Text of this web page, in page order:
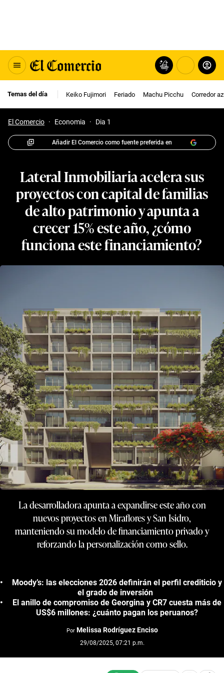
Temas del día Keiko Fujimori Feriado Machu Picchu Corredor
El Comercio · Economia · Dia 1
Añadir El Comercio como fuente preferida en
Lateral Inmobiliaria acelera sus
proyectos con capital de familias
de alto patrimonio y apunta a
crecer 15% este año, ¿cómo
funciona este financiamiento?
La desarrolladora apunta a expandirse este año con
nuevos proyectos en Miraflores y San Isidro,
manteniendo su modelo de financiamiento privado y
reforzando la personalización como sello.
Moody’s: las elecciones 2026 definirán el perfil crediticio y
el grado de inversión
El anillo de compromiso de Georgina y CR7 cuesta más de
US$6 millones: ¿cuánto pagan los peruanos?
Por Melissa Rodríguez Enciso
29/08/2025, 07:21 p.m.